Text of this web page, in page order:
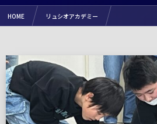
HOME リュシオアカデミー